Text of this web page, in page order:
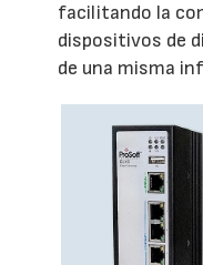
facilitando la
dispositivos de
de una misma